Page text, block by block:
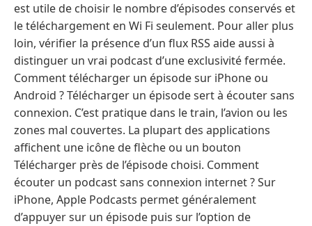
est utile de choisir le nombre d’épisodes conservés et
le téléchargement en Wi Fi seulement. Pour aller plus
loin, vérifier la présence d’un flux RSS aide aussi à
distinguer un vrai podcast d’une exclusivité fermée.
Comment télécharger un épisode sur iPhone ou
Android ? Télécharger un épisode sert à écouter sans
connexion. C’est pratique dans le train, l’avion ou les
zones mal couvertes. La plupart des applications
affichent une icône de flèche ou un bouton
Télécharger près de l’épisode choisi. Comment
écouter un podcast sans connexion internet ? Sur
iPhone, Apple Podcasts permet généralement
d’appuyer sur un épisode puis sur l’option de